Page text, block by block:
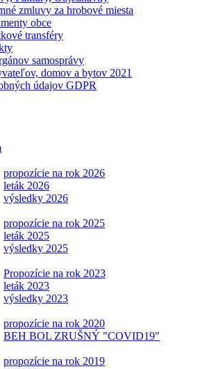
zmluvy za hrobové miesta
obce
transféry
samosprávy
domov a bytov 2021
údajov GDPR
propozície na rok 2026
leták 2026
výsledky 2026
propozície na rok 2025
leták 2025
výsledky 2025
Propozície na rok 2023
leták 2023
výsledky 2023
propozície na rok 2020
BEH BOL ZRUŠNÝ "COVID19"
propozície na rok 2019